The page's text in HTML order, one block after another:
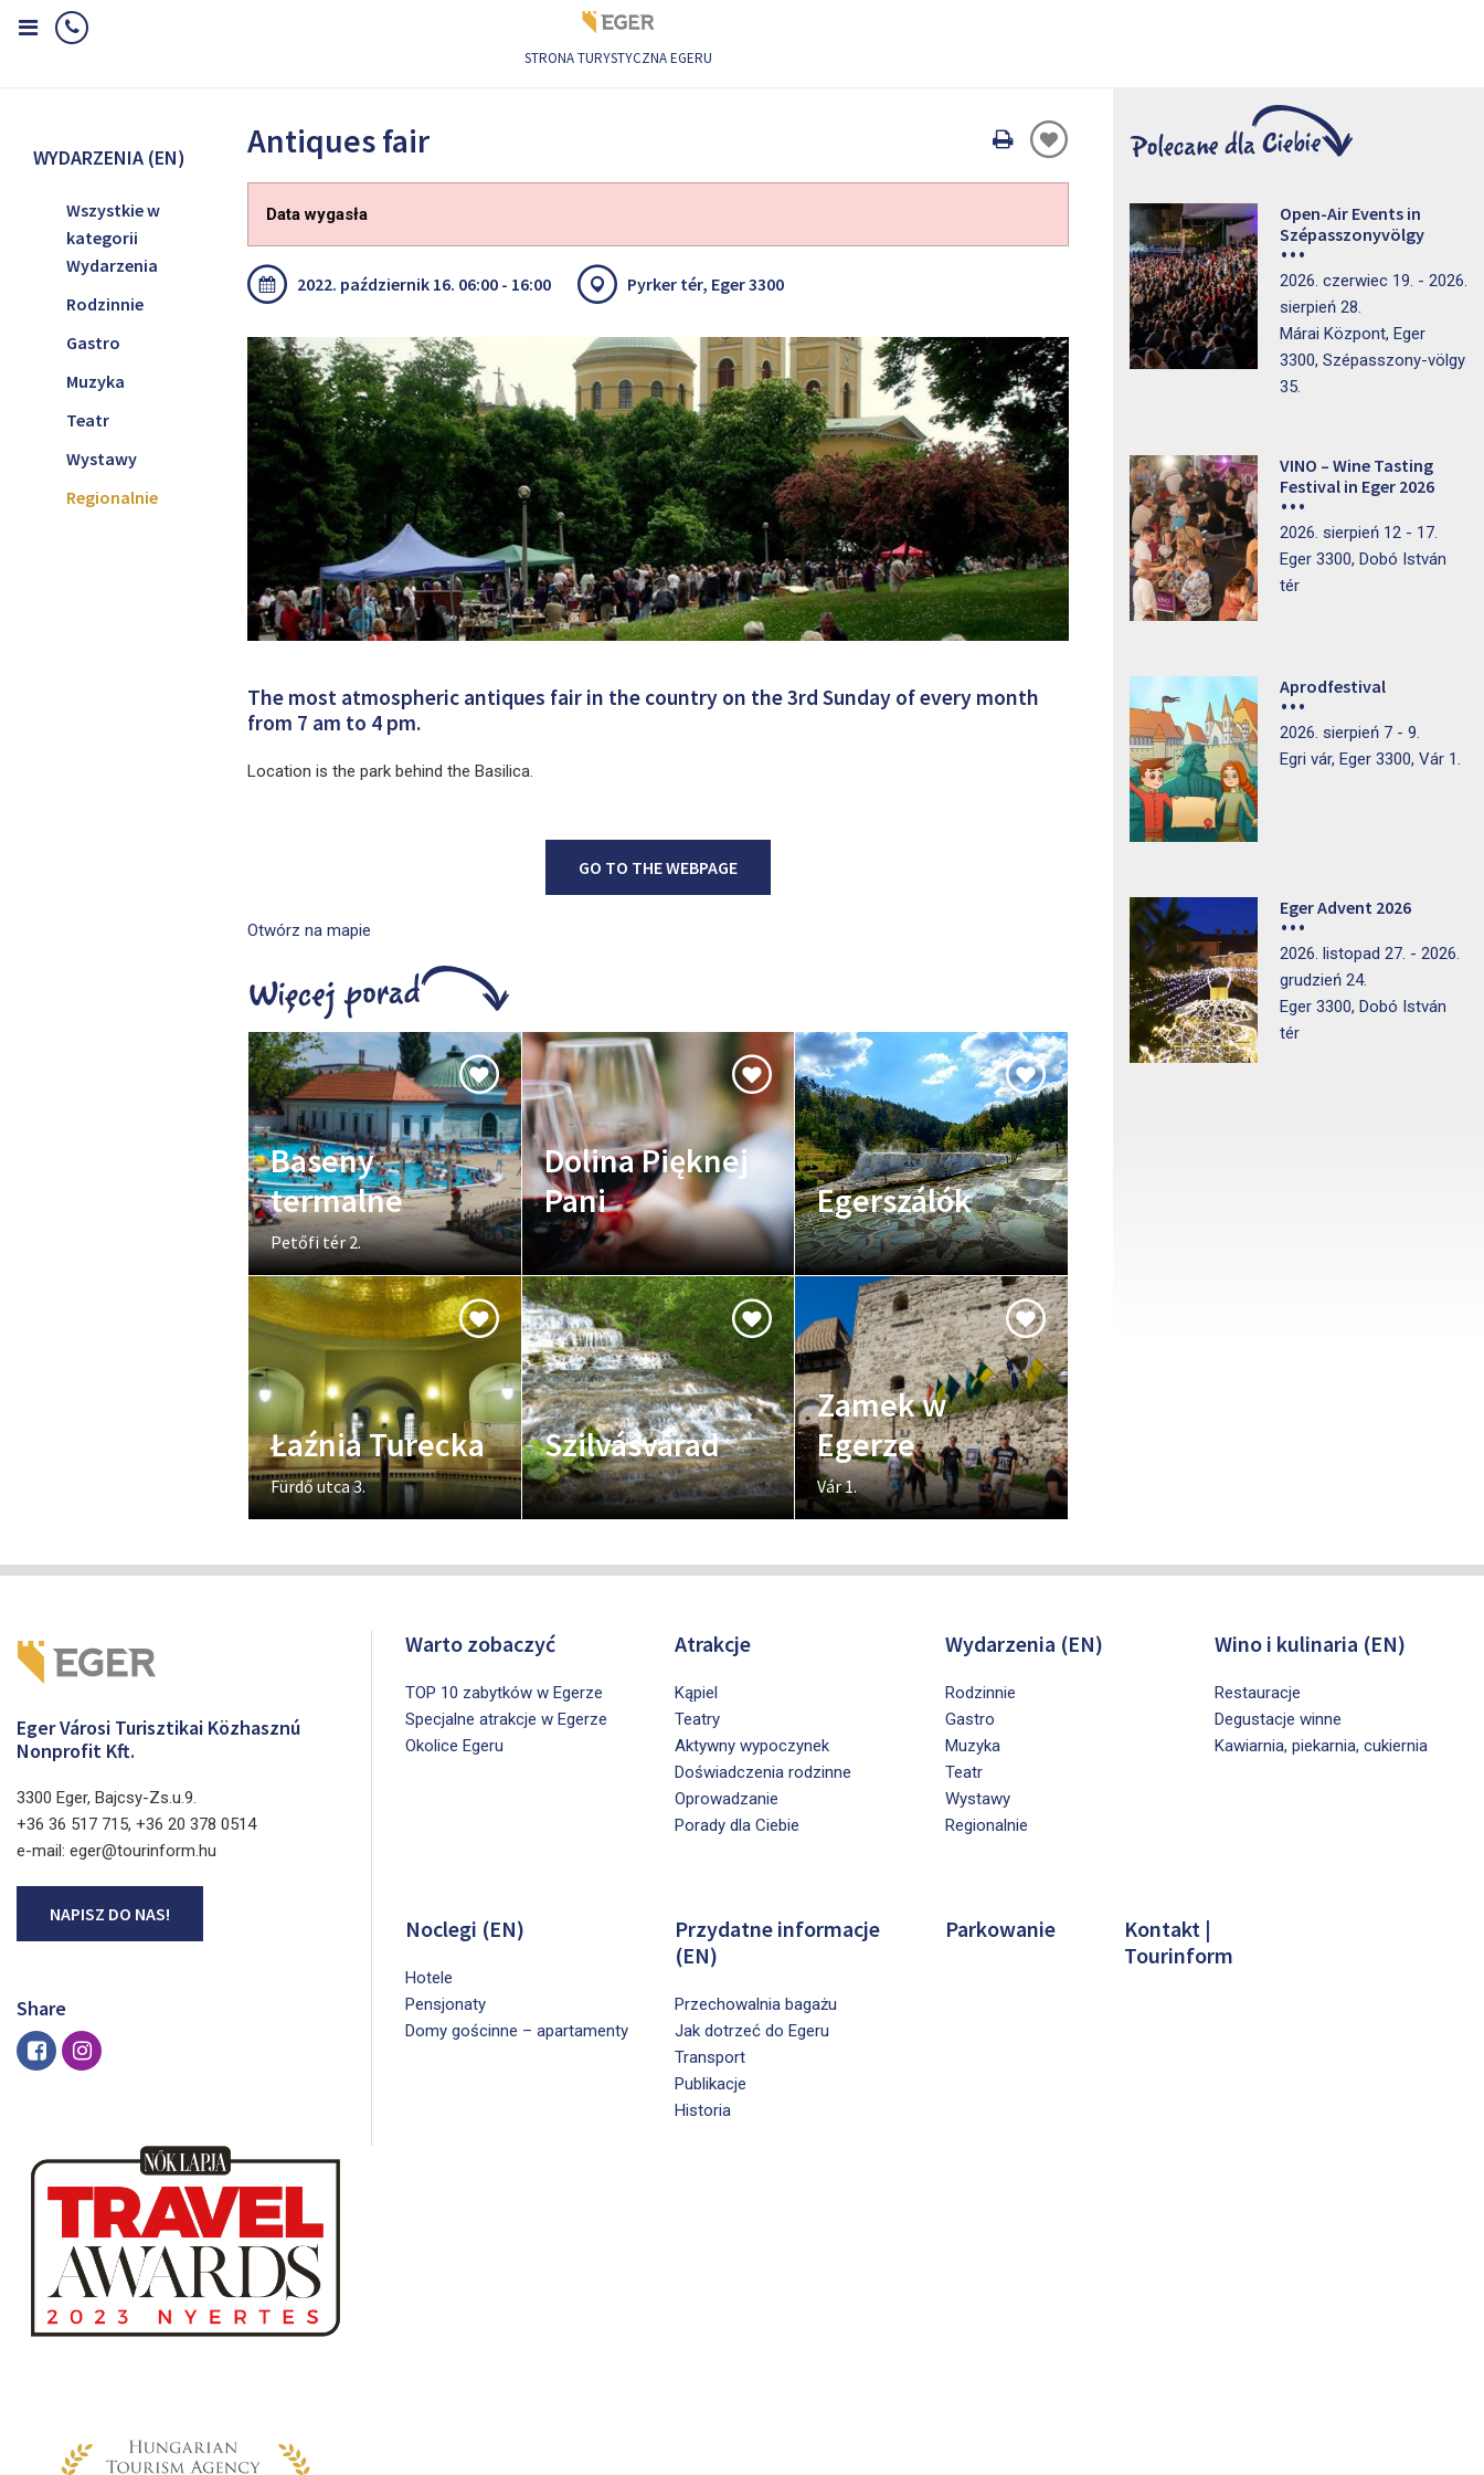
STRONA TURYSTYCZNA EGERU
WYDARZENIA (EN)
Wszystkie w
kategorii
Wydarzenia
Rodzinnie
Gastro
Muzyka
Teatr
Wystawy
Regionalnie
Antiques fair
Oldal
Data wygasła
2022. październik 16. 06:00 - 16:00 Pyrker tér, Eger 3300
The most atmospheric antiques fair in the country on the 3rd Sunday of every month
from 7 am to 4 pm.
Location is the park behind the Basilica.
GO TO THE WEBPAGE
Otwórz na mapie
Baseny
termalne
Petőfi tér 2.
Dolina Pięknej
Pani
Egerszálók
Łaźnia Turecka
Fürdő utca 3.
Szilvásvárad
Zamek w
Egerze
Vár 1.
Open-Air Events in
Szépasszonyvölgy
2026. czerwiec 19. - 2026.
sierpień 28.
Márai Központ, Eger
3300, Szépasszony-völgy
35.
VINO – Wine Tasting
Festival in Eger 2026
2026. sierpień 12 - 17.
Eger 3300, Dobó István
tér
Aprodfestival
2026. sierpień 7 - 9.
Egri vár, Eger 3300, Vár 1.
Eger Advent 2026
2026. listopad 27. - 2026.
grudzień 24.
Eger 3300, Dobó István
tér
Eger Városi Turisztikai Közhasznú
Nonprofit Kft.
3300 Eger, Bajcsy-Zs.u.9.
+36 36 517 715, +36 20 378 0514
e-mail: eger@tourinform.hu
NAPISZ DO NAS!
Share
Warto zobaczyć
TOP 10 zabytków w Egerze
Specjalne atrakcje w Egerze
Okolice Egeru
Atrakcje
Kąpiel
Teatry
Aktywny wypoczynek
Doświadczenia rodzinne
Oprowadzanie
Porady dla Ciebie
Wydarzenia (EN)
Rodzinnie
Gastro
Muzyka
Teatr
Wystawy
Regionalnie
Wino i kulinaria (EN)
Restauracje
Degustacje winne
Kawiarnia, piekarnia, cukiernia
Noclegi (EN)
Hotele
Pensjonaty
Domy gościnne – apartamenty
Przydatne informacje
(EN)
Przechowalnia bagażu
Jak dotrzeć do Egeru
Transport
Publikacje
Historia
Parkowanie
Kontakt |
Tourinform